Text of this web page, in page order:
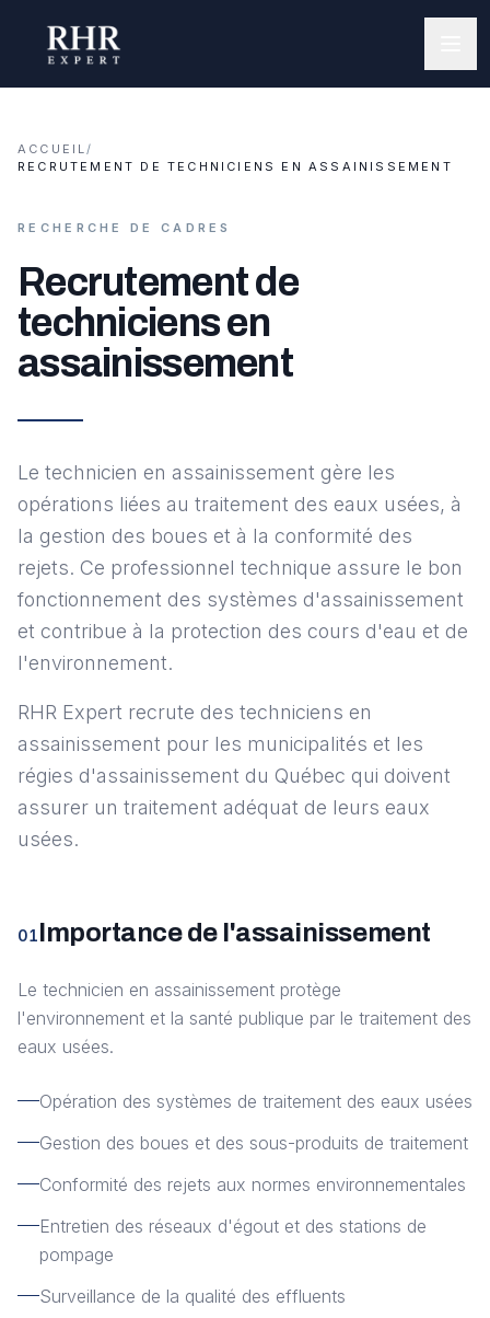
ACCUEIL/
RECRUTEMENT DE TECHNICIENS EN ASSAINISSEMENT
RECHERCHE DE CADRES
Recrutement de
techniciens en
assainissement
Le technicien en assainissement gère les
opérations liées au traitement des eaux usées, à
la gestion des boues et à la conformité des
rejets. Ce professionnel technique assure le bon
fonctionnement des systèmes d'assainissement
et contribue à la protection des cours d'eau et de
l'environnement.
RHR Expert recrute des techniciens en
assainissement pour les municipalités et les
régies d'assainissement du Québec qui doivent
assurer un traitement adéquat de leurs eaux
usées.
01Importance de l'assainissement
Le technicien en assainissement protège
l'environnement et la santé publique par le traitement des
eaux usées.
Opération des systèmes de traitement des eaux usées
Gestion des boues et des sous-produits de traitement
Conformité des rejets aux normes environnementales
Entretien des réseaux d'égout et des stations de
pompage
Surveillance de la qualité des effluents